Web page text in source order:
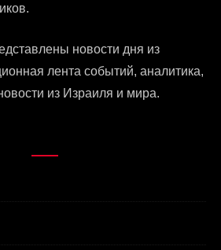
новости дня из
лента событий, аналитика,
из Израиля и мира.